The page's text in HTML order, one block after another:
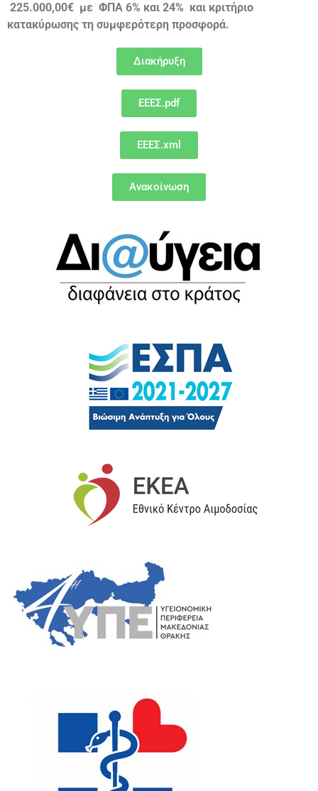
225.000,00€ με ΦΠΑ 6% και 24% και κριτήριο
κατακύρωσης τη συμφερότερη προσφορά.
Διακήρυξη
ΕΕΕΣ.pdf
ΕΕΕΣ.xml
Ανακοίνωση